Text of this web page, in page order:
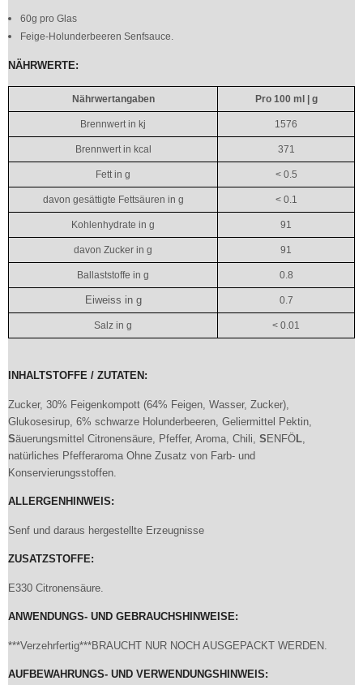
60g pro Glas
Feige-Holunderbeeren Senfsauce.
NÄHRWERTE:
Nährwertangaben Pro 100 ml | g
Brennwert in kj 1576
Brennwert in kcal 371
Fett in g < 0.5
davon gesättigte Fettsäuren in g < 0.1
Kohlenhydrate in g 91
davon Zucker in g 91
Ballaststoffe in g 0.8
Eiweiss in g 0.7
Salz in g < 0.01
INHALTSTOFFE / ZUTATEN:
Zucker, 30% Feigenkompott (64% Feigen, Wasser, Zucker),
Glukosesirup, 6% schwarze Holunderbeeren, Geliermittel Pektin,
Säuerungsmittel Citronensäure, Pfeffer, Aroma, Chili, S ENFÖL,
natürliches Pfefferaroma Ohne Zusatz von Farb- und
Konservierungsstoffen.
ALLERGENHINWEIS:
Senf und daraus hergestellte Erzeugnisse
ZUSATZSTOFFE:
E330 Citronensäure.
ANWENDUNGS- UND GEBRAUCHSHINWEISE:
***Verzehrfertig***BRAUCHT NUR NOCH AUSGEPACKT WERDEN.
AUFBEWAHRUNGS- UND VERWENDUNGSHINWEIS: